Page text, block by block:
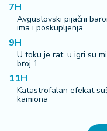
7H
Avgustovski pijačni
ima i poskupljenja
9H
U toku je rat, u igri su
broj 1
11H
Katastrofalan efekat
kamiona